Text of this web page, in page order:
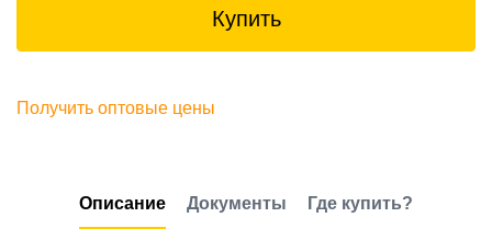
Купить
Получить оптовые цены
Описание Документы Где купить?